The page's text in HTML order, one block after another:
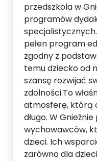
przedszkola w
programów
pełen program
zgodny z
temu dziecko od
szansę rozwijać
zdolności.To
atmosferę, którą
długo. W
wychowawców,
dzieci. Ich
zarówno dla